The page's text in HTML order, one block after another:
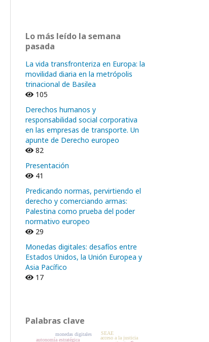
Lo más leído la semana
pasada
La vida transfronteriza en Europa: la
movilidad diaria en la metrópolis
trinacional de Basilea
105
Derechos humanos y
responsabilidad social corporativa
en las empresas de transporte. Un
apunte de Derecho europeo
82
Presentación
41
Predicando normas, pervirtiendo el
derecho y comerciando armas:
Palestina como prueba del poder
normativo europeo
29
Monedas digitales: desafíos entre
Estados Unidos, la Unión Europea y
Asia Pacífico
17
Palabras clave
autonomía estratégica
acceso a la justicia
monedas digitales SEAE